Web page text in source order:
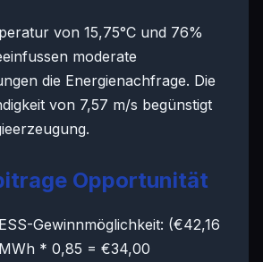
von 15,75°C und 76%
moderate
die Energienachfrage. Die
von 7,57 m/s begünstigt
Opportunität
Gewinnmöglichkeit: (€42,16
* 0,85 = €34,00